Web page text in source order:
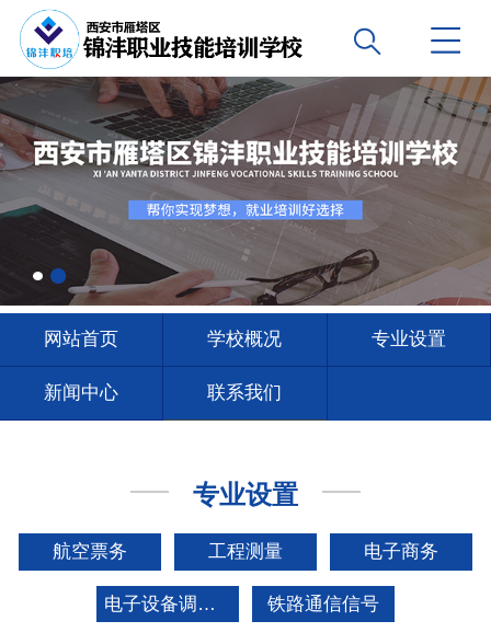
网站首页 学校概况 专业设置
新闻中心 联系我们
专业设置
航空票务 工程测量 电子商务
电子设备调试工 铁路通信信号